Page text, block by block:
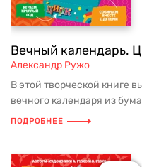
Вечный календарь.
Александр Ружо
В этой творческой книге
вечного календаря из
ПОДРОБНЕЕ